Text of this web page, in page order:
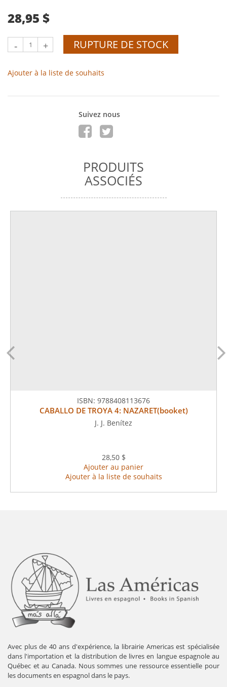
28,95 $
- + RUPTURE DE STOCK
Ajouter à la liste de souhaits
Suivez nous
PRODUITS
ASSOCIÉS
ISBN: 9788408113676
CABALLO DE TROYA 4: NAZARET(booket)
J. J. Benítez
28,50 $
Ajouter au panier
Ajouter à la liste de souhaits
Avec plus de 40 ans d'expérience, la librairie Americas est spécialisée
dans l'importation et la distribution de livres en langue espagnole au
Québec et au Canada. Nous sommes une ressource essentielle pour
les documents en espagnol dans le pays.